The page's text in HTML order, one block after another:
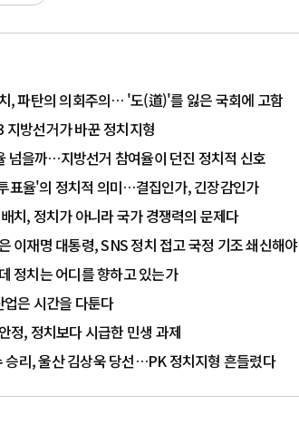
, 파탄의 의회주의… '도(道)'를 잃은 국회에 고함
방선거가 바꾼 정치지형
넘을까…지방선거 참여율이 던진 정치적 신호
표율'의 정치적 의미…결집인가, 긴장감인가
치, 정치가 아니라 국가 경쟁력의 문제다
이재명 대통령, SNS 정치 접고 국정 기조 쇄신해야
정치는 어디를 향하고 있는가
은 시간을 다툰다
정, 정치보다 시급한 민생 과제
리, 울산 김상욱 당선…PK 정치지형 흔들렸다